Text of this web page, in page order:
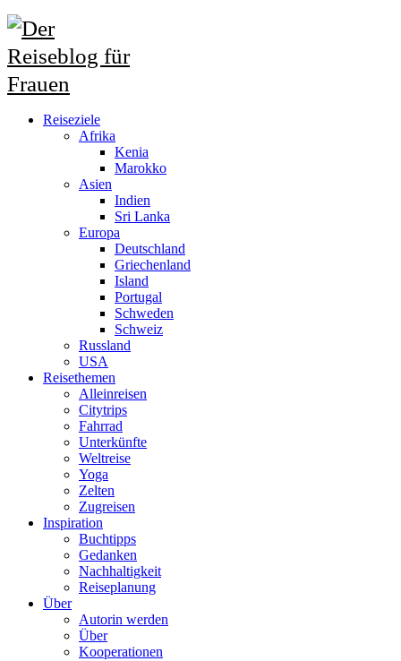
Reiseziele
Afrika
Kenia
Marokko
Asien
Indien
Sri Lanka
Europa
Deutschland
Griechenland
Island
Portugal
Schweden
Schweiz
Russland
USA
Reisethemen
Alleinreisen
Citytrips
Fahrrad
Unterkünfte
Weltreise
Yoga
Zelten
Zugreisen
Inspiration
Buchtipps
Gedanken
Nachhaltigkeit
Reiseplanung
Über
Autorin werden
Über
Kooperationen